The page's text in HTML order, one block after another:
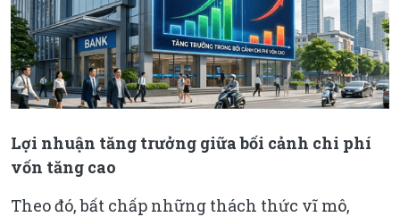
Lợi nhuận tăng trưởng giữa bối cảnh chi phí
vốn tăng cao
Theo đó, bất chấp những thách thức vĩ mô,